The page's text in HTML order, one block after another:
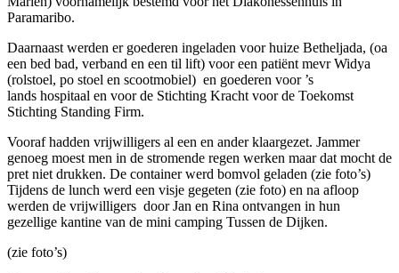
Paramaribo.
Daarnaast werden er goederen ingeladen voor huize Betheljada, (oa
een bed bad, verband en een til lift) voor een patiënt mevr Widya
(rolstoel, po stoel en scootmobiel) en goederen voor ’s
lands hospitaal en voor de Stichting Kracht voor de Toekomst
Stichting Standing Firm.
Vooraf hadden vrijwilligers al een en ander klaargezet. Jammer
genoeg moest men in de stromende regen werken maar dat mocht de
pret niet drukken. De container werd bomvol geladen (zie foto’s)
Tijdens de lunch werd een visje gegeten (zie foto) en na afloop
werden de vrijwilligers door Jan en Rina ontvangen in hun
gezellige kantine van de mini camping Tussen de Dijken.
(zie foto’s)